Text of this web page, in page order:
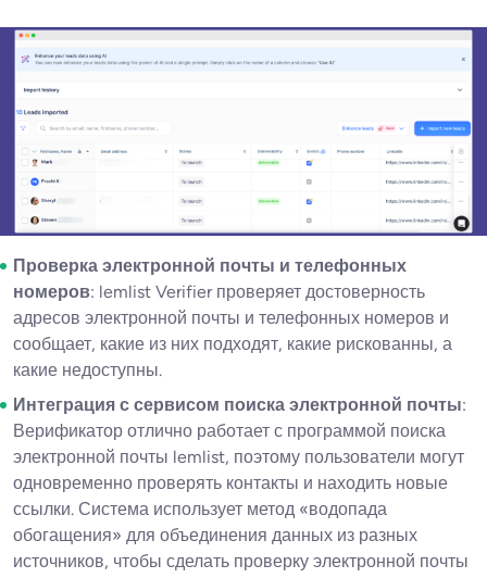
Проверка электронной почты и телефонных
номеров: lemlist Verifier проверяет достоверность
адресов электронной почты и телефонных номеров и
сообщает, какие из них подходят, какие рискованны, а
какие недоступны.
Интеграция с сервисом поиска электронной почты:
Верификатор отлично работает с программой поиска
электронной почты lemlist, поэтому пользователи могут
одновременно проверять контакты и находить новые
ссылки. Система использует метод «водопада
обогащения» для объединения данных из разных
источников, чтобы сделать проверку электронной почты